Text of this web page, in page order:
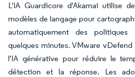
L'IA Guardicore d'Akamai utilise
modèles de langage pour
automatiquement des
quelques minutes. VMware
l'IA générative pour réduire le
détection et la réponse. Les